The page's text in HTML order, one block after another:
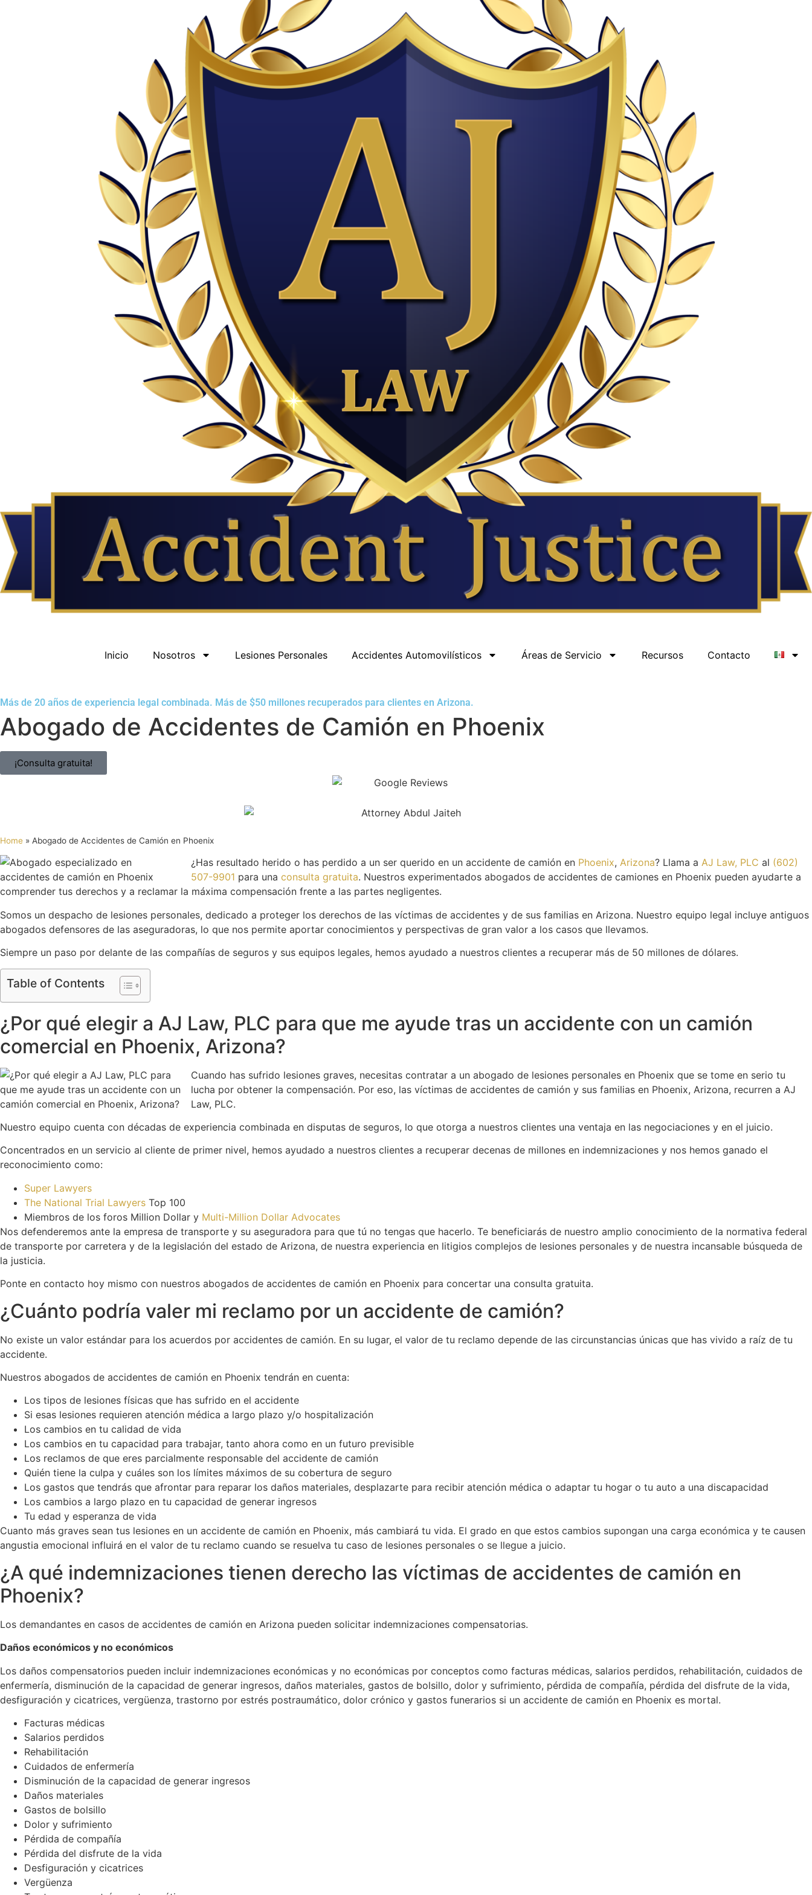
Inicio Nosotros Lesiones Personales Accidentes Automovilísticos Áreas de Servicio Recursos Contacto
Más de 20 años de experiencia legal combinada. Más de $50 millones recuperados para clientes en Arizona.
Abogado de Accidentes de Camión en Phoenix
¡Consulta gratuita!
Home » Abogado de Accidentes de Camión en Phoenix
¿Has resultado herido o has perdido a un ser querido en un accidente de camión en Phoenix, Arizona? Llama a AJ Law, PLC al (602)
507-9901 para una consulta gratuita. Nuestros experimentados abogados de accidentes de camiones en Phoenix pueden ayudarte a
comprender tus derechos y a reclamar la máxima compensación frente a las partes negligentes.
Somos un despacho de lesiones personales, dedicado a proteger los derechos de las víctimas de accidentes y de sus familias en Arizona. Nuestro equipo legal incluye antiguos
abogados defensores de las aseguradoras, lo que nos permite aportar conocimientos y perspectivas de gran valor a los casos que llevamos.
Siempre un paso por delante de las compañías de seguros y sus equipos legales, hemos ayudado a nuestros clientes a recuperar más de 50 millones de dólares.
Table of Contents
¿Por qué elegir a AJ Law, PLC para que me ayude tras un accidente con un camión
comercial en Phoenix, Arizona?
Cuando has sufrido lesiones graves, necesitas contratar a un abogado de lesiones personales en Phoenix que se tome en serio tu
lucha por obtener la compensación. Por eso, las víctimas de accidentes de camión y sus familias en Phoenix, Arizona, recurren a AJ
Law, PLC.
Nuestro equipo cuenta con décadas de experiencia combinada en disputas de seguros, lo que otorga a nuestros clientes una ventaja en las negociaciones y en el juicio.
Concentrados en un servicio al cliente de primer nivel, hemos ayudado a nuestros clientes a recuperar decenas de millones en indemnizaciones y nos hemos ganado el
reconocimiento como:
Super Lawyers
The National Trial Lawyers Top 100
Miembros de los foros Million Dollar y Multi-Million Dollar Advocates
Nos defenderemos ante la empresa de transporte y su aseguradora para que tú no tengas que hacerlo. Te beneficiarás de nuestro amplio conocimiento de la normativa federal
de transporte por carretera y de la legislación del estado de Arizona, de nuestra experiencia en litigios complejos de lesiones personales y de nuestra incansable búsqueda de
la justicia.
Ponte en contacto hoy mismo con nuestros abogados de accidentes de camión en Phoenix para concertar una consulta gratuita.
¿Cuánto podría valer mi reclamo por un accidente de camión?
No existe un valor estándar para los acuerdos por accidentes de camión. En su lugar, el valor de tu reclamo depende de las circunstancias únicas que has vivido a raíz de tu
accidente.
Nuestros abogados de accidentes de camión en Phoenix tendrán en cuenta:
Los tipos de lesiones físicas que has sufrido en el accidente
Si esas lesiones requieren atención médica a largo plazo y/o hospitalización
Los cambios en tu calidad de vida
Los cambios en tu capacidad para trabajar, tanto ahora como en un futuro previsible
Los reclamos de que eres parcialmente responsable del accidente de camión
Quién tiene la culpa y cuáles son los límites máximos de su cobertura de seguro
Los gastos que tendrás que afrontar para reparar los daños materiales, desplazarte para recibir atención médica o adaptar tu hogar o tu auto a una discapacidad
Los cambios a largo plazo en tu capacidad de generar ingresos
Tu edad y esperanza de vida
Cuanto más graves sean tus lesiones en un accidente de camión en Phoenix, más cambiará tu vida. El grado en que estos cambios supongan una carga económica y te causen
angustia emocional influirá en el valor de tu reclamo cuando se resuelva tu caso de lesiones personales o se llegue a juicio.
¿A qué indemnizaciones tienen derecho las víctimas de accidentes de camión en
Phoenix?
Los demandantes en casos de accidentes de camión en Arizona pueden solicitar indemnizaciones compensatorias.
Daños económicos y no económicos
Los daños compensatorios pueden incluir indemnizaciones económicas y no económicas por conceptos como facturas médicas, salarios perdidos, rehabilitación, cuidados de
enfermería, disminución de la capacidad de generar ingresos, daños materiales, gastos de bolsillo, dolor y sufrimiento, pérdida de compañía, pérdida del disfrute de la vida,
desfiguración y cicatrices, vergüenza, trastorno por estrés postraumático, dolor crónico y gastos funerarios si un accidente de camión en Phoenix es mortal.
Facturas médicas
Salarios perdidos
Rehabilitación
Cuidados de enfermería
Disminución de la capacidad de generar ingresos
Daños materiales
Gastos de bolsillo
Dolor y sufrimiento
Pérdida de compañía
Pérdida del disfrute de la vida
Desfiguración y cicatrices
Vergüenza